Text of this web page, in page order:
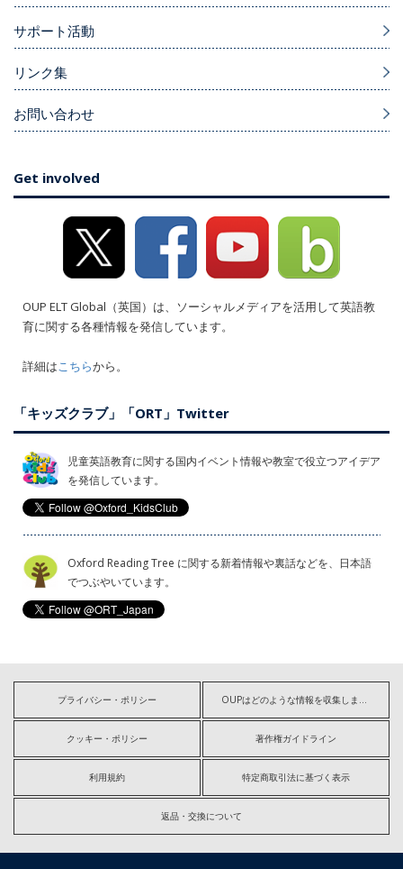
サポート活動
リンク集
お問い合わせ
Get involved
OUP ELT Global（英国）は、ソーシャルメディアを活用して英語教
育に関する各種情報を発信しています。
詳細はこちらから。
「キッズクラブ」「ORT」Twitter
児童英語教育に関する国内イベント情報や教室で役立つアイデア
を発信しています。
Oxford Reading Tree に関する新着情報や裏話などを、日本語
でつぶやいています。
プライバシー・ポリシー OUPはどのような情報を収集しますか?
クッキー・ポリシー 著作権ガイドライン
利用規約 特定商取引法に基づく表示
返品・交換について